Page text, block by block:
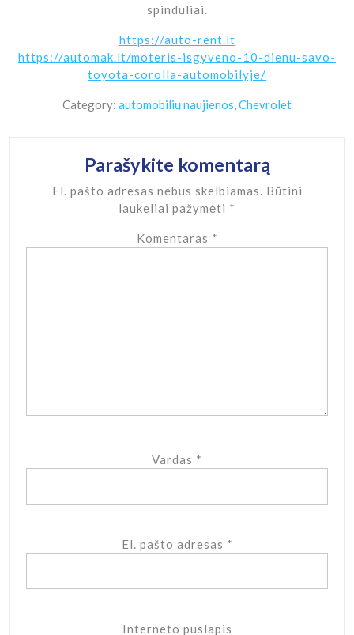
spinduliai.
https://auto-rent.lt
https://automak.lt/moteris-isgyveno-10-dienu-savo-
toyota-corolla-automobilyje/
Category: automobilių naujienos,Chevrolet
Parašykite komentarą
El. pašto adresas nebus skelbiamas. Būtini
laukeliai pažymėti *
Komentaras *
Vardas *
El. pašto adresas *
Interneto puslapis